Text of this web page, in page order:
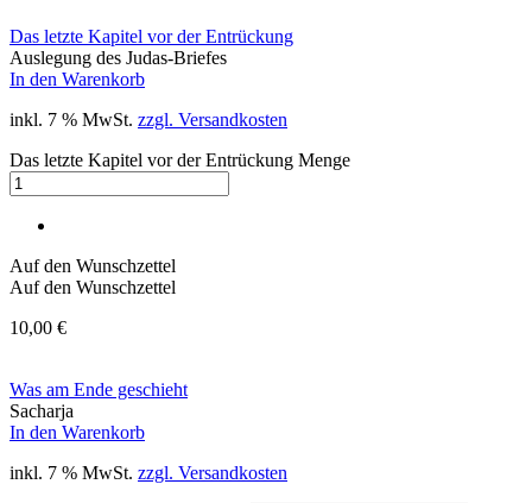
Das letzte Kapitel vor der Entrückung
Auslegung des Judas-Briefes
In den Warenkorb
inkl. 7 % MwSt. zzgl. Versandkosten
Das letzte Kapitel vor der Entrückung Menge
Auf den Wunschzettel
Auf den Wunschzettel
10,00 €
Was am Ende geschieht
Sacharja
In den Warenkorb
inkl. 7 % MwSt. zzgl. Versandkosten